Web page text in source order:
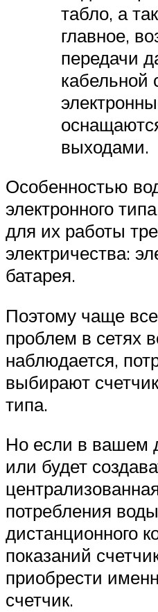
табло, а
главное,
передачи
кабельной
выходами.
Особенностью
электронного
для их работы
электричества:
батарея.
Поэтому чаще
проблем в сетях
наблюдается,
выбирают
типа.
Но если в вашем
или будет
потребления
дистанционного
показаний
приобрести
счетчик.